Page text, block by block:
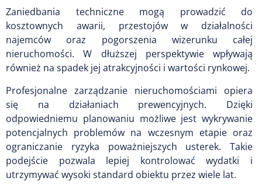
Zaniedbania techniczne mogą prowadzić do
kosztownych awarii, przestojów w działalności
najemców oraz pogorszenia wizerunku całej
nieruchomości. W dłuższej perspektywie wpływają
również na spadek jej atrakcyjności i wartości rynkowej.
Profesjonalne zarządzanie nieruchomościami opiera
się na działaniach prewencyjnych. Dzięki
odpowiedniemu planowaniu możliwe jest wykrywanie
potencjalnych problemów na wczesnym etapie oraz
ograniczanie ryzyka poważniejszych usterek. Takie
podejście pozwala lepiej kontrolować wydatki i
utrzymywać wysoki standard obiektu przez wiele lat.